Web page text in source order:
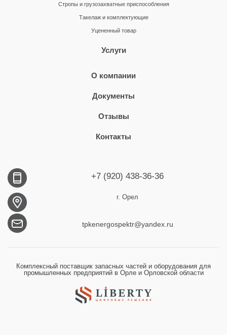
Стропы и грузозахватные приспособления
Такелаж и комплектующие
Уцененный товар
Услуги
О компании
Документы
Отзывы
Контакты
+7 (920) 438-36-36
г. Орел
tpkenergospektr@yandex.ru
Комплексный поставщик запасных частей и оборудования для
промышленных предприятий в Орле и Орловской области